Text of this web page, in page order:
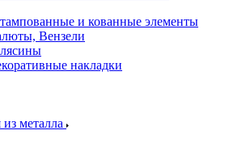
и кованные элементы
Вензели
накладки
металла